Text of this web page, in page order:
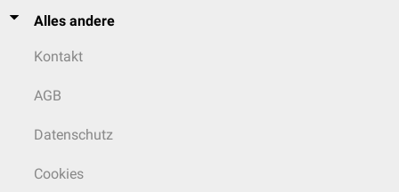
Alles andere
Kontakt
AGB
Datenschutz
Cookies